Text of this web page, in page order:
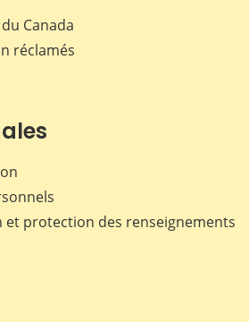
Canada
réclamés
et protection des renseignements